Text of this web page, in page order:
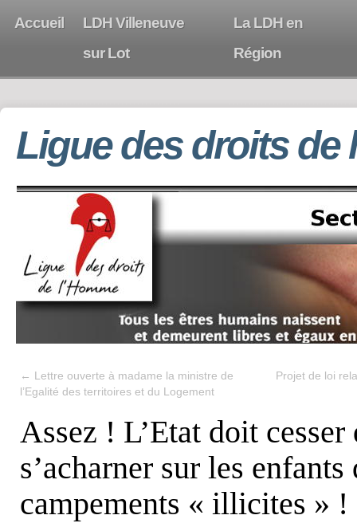
Accueil
LDH Villeneuve
sur Lot
La LDH en
Région
Ligue des droits de
← Lettre ouverte à madame la ministre de
l’Egalité des territoires et du Logement
Projet de loi
Assez ! L’Etat doit cesser
s’acharner sur les enfants
campements « illicites » !